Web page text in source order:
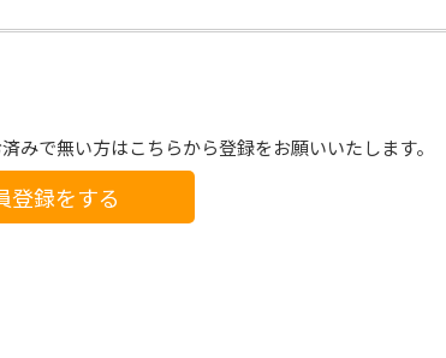
みで無い方はこちらから登録をお願いいたします。
登録をする